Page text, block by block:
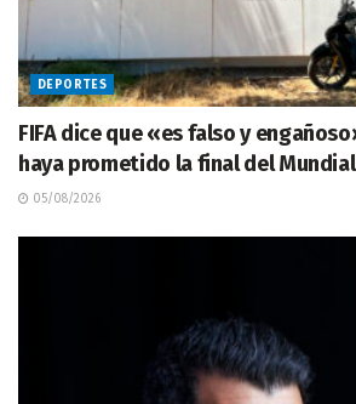
DEPORTES
FIFA dice que «es falso y
haya prometido la final del
05/08/2026